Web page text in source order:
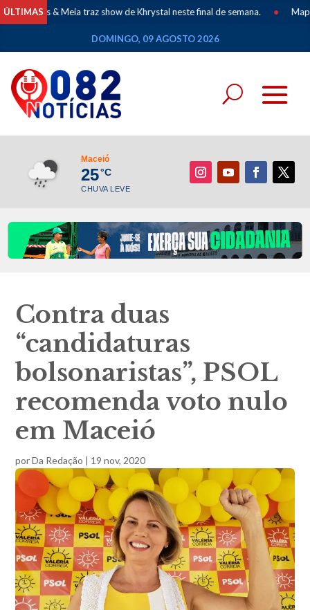
ÚLTIMAS
traz show de Khrystal neste final de semana. • Mapeamento dos
DOMINGO, 09 AGOSTO 2026
Maceió
25°C
CHUVA LEVE
Contra duas
“candidaturas
bolsonaristas”, PSOL
recomenda voto nulo
em Maceió
porDa Redação | 19 nov, 2020